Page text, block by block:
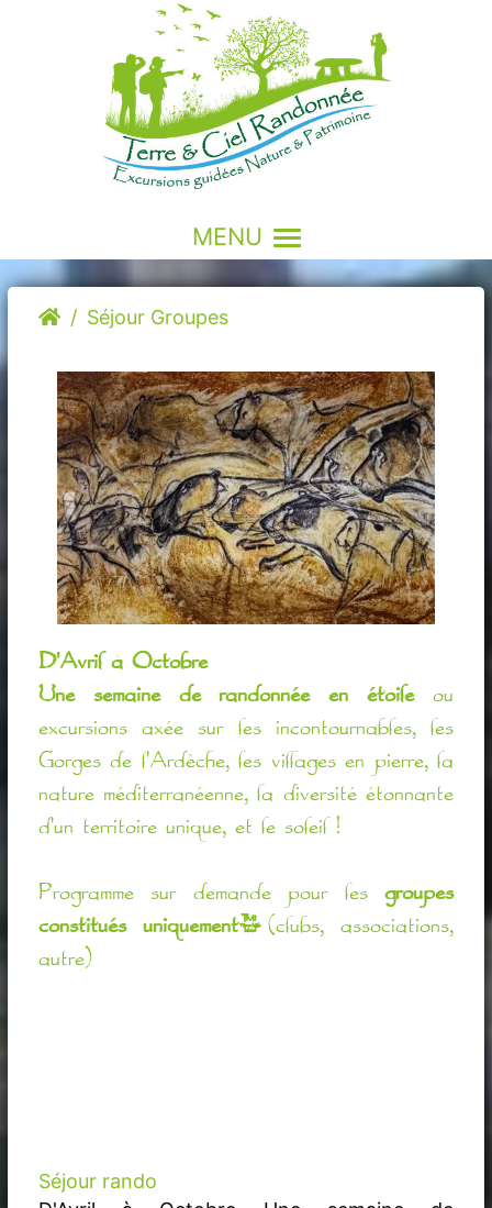
MENU
Séjour Groupes
D'Avril à Octobre
Une semaine de randonnée en étoileou
excursions axée sur les incontournables, les
Gorges de l'Ardèche, les villages en pierre, la
nature méditerranéenne, la diversité étonnante
d'un territoire unique, et le soleil !
Programme sur demande pour lesgroupes
constitués uniquement(clubs, associations,
autre)
Séjour rando